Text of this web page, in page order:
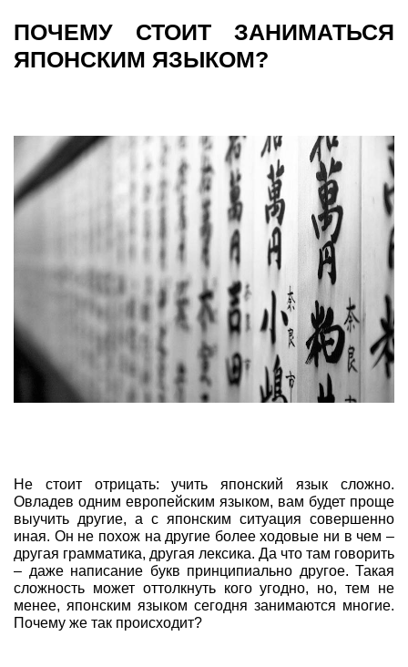
ПОЧЕМУ СТОИТ ЗАНИМАТЬСЯ
ЯПОНСКИМ ЯЗЫКОМ?
Не стоит отрицать: учить японский язык сложно.
Овладев одним европейским языком, вам будет проще
выучить другие, а с японским ситуация совершенно
иная. Он не похож на другие более ходовые ни в чем –
другая грамматика, другая лексика. Да что там говорить
– даже написание букв принципиально другое. Такая
сложность может оттолкнуть кого угодно, но, тем не
менее, японским языком сегодня занимаются многие.
Почему же так происходит?